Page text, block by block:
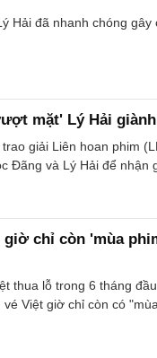
Hải đã nhanh chóng
mặt' Lý Hải
giải Liên hoan phim
Đãng và Lý Hải để nhận
chỉ còn 'mùa
thua lỗ trong 6 tháng
vé Việt giờ chỉ còn có